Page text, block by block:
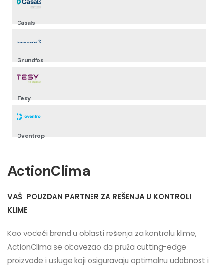
Casals
Grundfos
Tesy
Oventrop
ActionClima
VAŠ POUZDAN PARTNER ZA REŠENJA U KONTROLI
KLIME
Kao vodeći brend u oblasti rešenja za kontrolu klime,
ActionClima se obavezao da pruža cutting-edge
proizvode i usluge koji osiguravaju optimalnu udobnost i